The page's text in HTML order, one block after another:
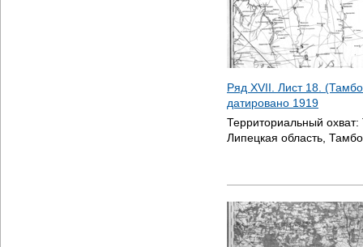
Ряд XVII. Лист 18.
датировано 1919
Территориальный охват:
Липецкая область,